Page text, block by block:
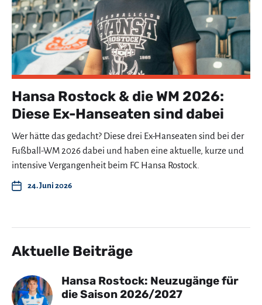
Hansa Rostock & die WM 2026:
Diese Ex-Hanseaten sind dabei
Wer hätte das gedacht? Diese drei Ex-Hanseaten sind bei der
Fußball-WM 2026 dabei und haben eine aktuelle, kurze und
intensive Vergangenheit beim FC Hansa Rostock.
24. Juni 2026
Aktuelle Beiträge
Hansa Rostock: Neuzugänge für
die Saison 2026/2027